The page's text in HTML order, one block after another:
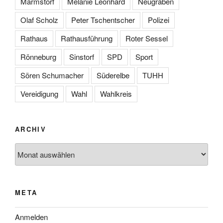
Olaf Scholz
Peter Tschentscher
Polizei
Rathaus
Rathausführung
Roter Sessel
Rönneburg
Sinstorf SPD
Sport
Sören Schumacher
Süderelbe
TUHH
Vereidigung
Wahl Wahlkreis
ARCHIV
META
Anmelden